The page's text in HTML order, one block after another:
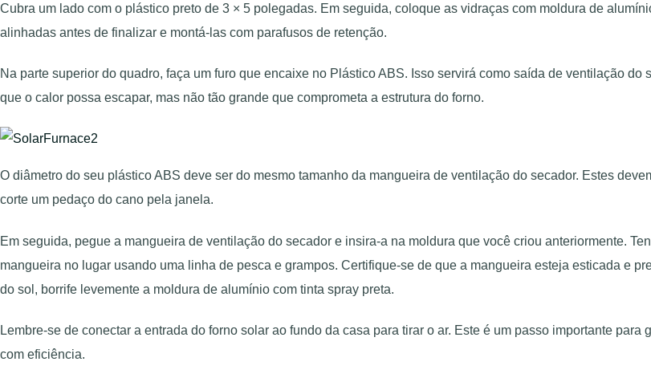
Cubra um lado com o plástico preto de 3 × 5 polegadas. Em seguida, coloque as vidraças com moldura de
alinhadas antes de finalizar e montá-las com parafusos de retenção.
Na parte superior do quadro, faça um furo que encaixe no Plástico ABS. Isso servirá como saída de ventilação
que o calor possa escapar, mas não tão grande que comprometa a estrutura do forno.
O diâmetro do seu plástico ABS deve ser do mesmo tamanho da mangueira de ventilação do secador. Estes
corte um pedaço do cano pela janela.
Em seguida, pegue a mangueira de ventilação do secador e insira-a na moldura que você criou anteriormente.
mangueira no lugar usando uma linha de pesca e grampos. Certifique-se de que a mangueira esteja esticada e
do sol, borrife levemente a moldura de alumínio com tinta spray preta.
Lembre-se de conectar a entrada do forno solar ao fundo da casa para tirar o ar. Este é um passo importante
com eficiência.